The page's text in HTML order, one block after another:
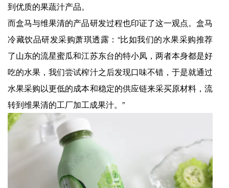
到优质的果蔬汁产品。
而盒马与维果清的产品研发过程也印证了这一观点。盒马
冷藏饮品研发采购萧琪透露：“比如我们的水果采购推荐
了山东的流星蜜瓜和江苏东台的特小凤，两者本身都是好
吃的水果，我们尝试榨汁之后发现口味不错，于是就通过
水果采购以更低的成本和稳定的供应链来采买原材料，流
转到维果清的工厂加工成果汁。”